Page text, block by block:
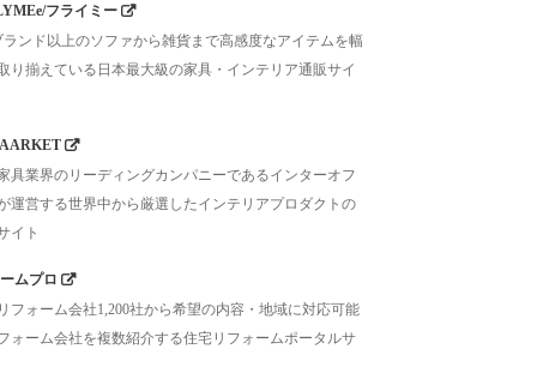
フライミー
ランド以上のソファから雑貨まで高感度なアイテムを幅
り揃えている日本最大級の家具・インテリア通販サイ
具業界のリーディングカンパニーであるインターオフ
運営する世界中から厳選したインテリアプロダクトの
イト
ムプロ
フォーム会社1,200社から希望の内容・地域に対応可能
ォーム会社を複数紹介する住宅リフォームポータルサ